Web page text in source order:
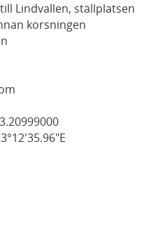
Lindvallen, ställplatsen
korsningen